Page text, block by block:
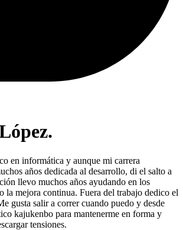
en informática y aunque mi carrera
años dedicada al desarrollo, di el salto a
llevo muchos años ayudando en los
la mejora continua. Fuera del trabajo dedico el
gusta salir a correr cuando puedo y desde
kajukenbo para mantenerme en forma y
tensiones.